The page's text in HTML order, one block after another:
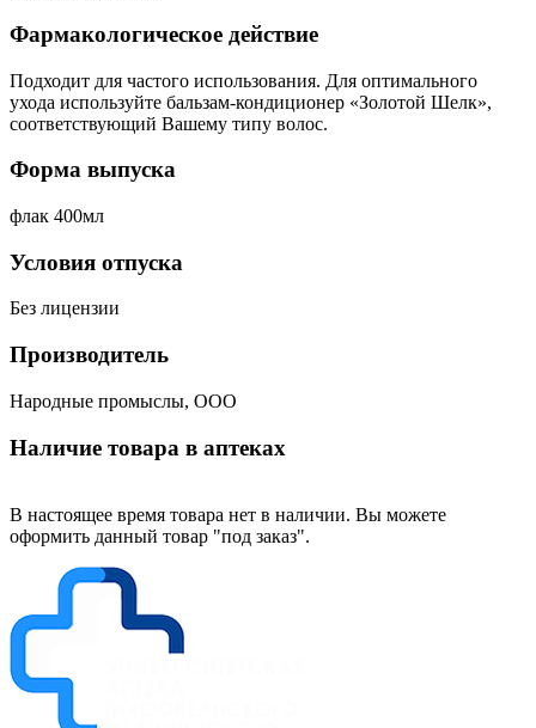
Фармакологическое действие
Подходит для частого использования. Для оптимального
ухода используйте бальзам-кондиционер «Золотой Шелк»,
соответствующий Вашему типу волос.
Форма выпуска
флак 400мл
Условия отпуска
Без лицензии
Производитель
Народные промыслы, ООО
Наличие товара в аптеках
В настоящее время товара нет в наличии. Вы можете
оформить данный товар "под заказ".